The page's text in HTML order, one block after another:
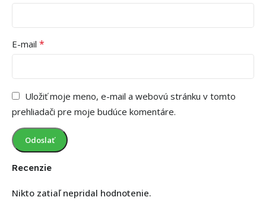
Recenzie
Nikto zatiaľ nepridal hodnotenie.
E-mail *
Uložiť moje meno, e-mail a webovú stránku v tomto
prehliadači pre moje budúce komentáre.